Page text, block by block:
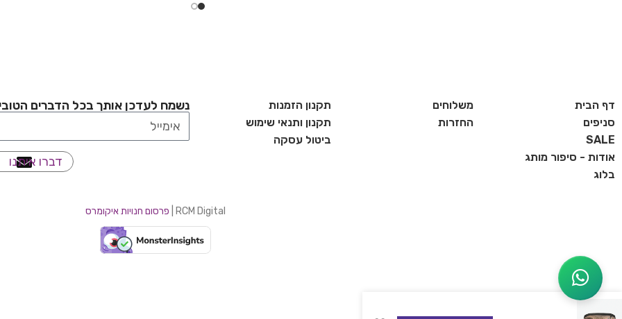
דף הבית
סניפים
SALE
אודות - סיפור מותג
בלוג
משלוחים
החזרות
תקנון הזמנות
תקנון ותנאי שימוש
ביטול עסקה
נשמח לעדכן אותך בכל הדברים
דברו איתנו
RCM Digital | פרסום חנויות איקומרס